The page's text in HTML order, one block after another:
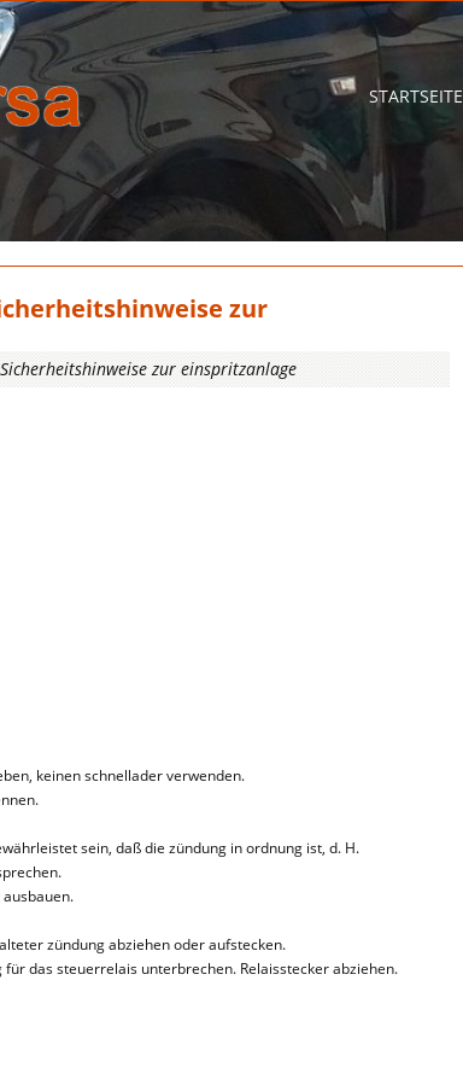
STARTSEITE
zur
zur einspritzanlage
keinen schnellader verwenden.
sein, daß die zündung in ordnung ist, d. H.
zündung abziehen oder aufstecken.
das steuerrelais unterbrechen. Relaisstecker abziehen.